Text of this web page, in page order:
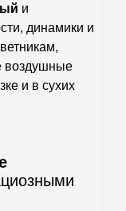
и
динамики и
воздушные
и в сухих